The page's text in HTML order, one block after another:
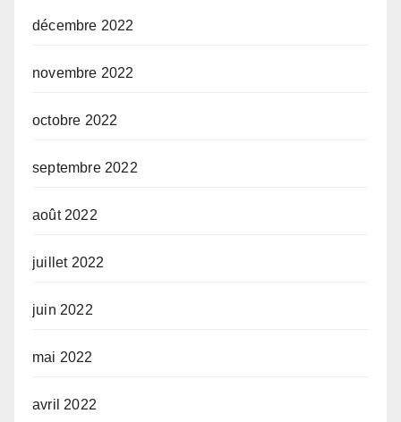
décembre 2022
novembre 2022
octobre 2022
septembre 2022
août 2022
juillet 2022
juin 2022
mai 2022
avril 2022